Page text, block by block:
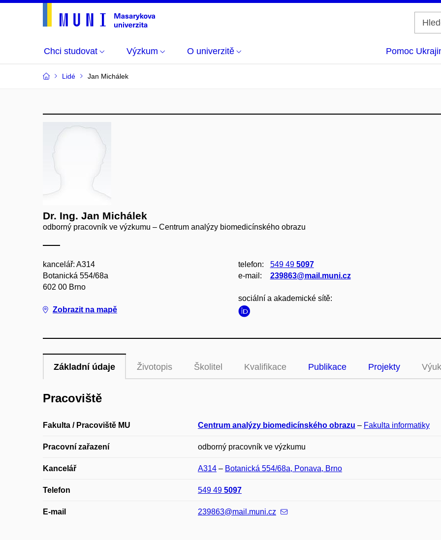
Chci studovat Výzkum O univerzitě Pomoc
Lidé Jan Michálek
Dr. Ing. Jan Michálek
odborný pracovník ve výzkumu – Centrum analýzy biomedicínského obrazu
kancelář: A314
Botanická 554/68a
602 00 Brno
Zobrazit na mapě
telefon: 549 49 5097
e‑mail:
239863@mail.muni.cz
sociální a akademické sítě:
Základní údaje Životopis Školitel Kvalifikace Publikace Projekty
Pracoviště
Fakulta / Pracoviště MU Centrum analýzy biomedicínského obrazu – Fakulta informatiky
Pracovní zařazení odborný pracovník ve výzkumu
Kancelář A314 – Botanická 554/68a, Ponava, Brno
Telefon 549 49 5097
E-mail 239863@mail.muni.cz